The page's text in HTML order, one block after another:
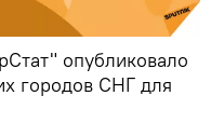
опубликовало
городов СНГ для